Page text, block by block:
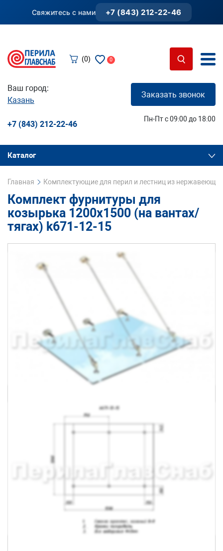
Свяжитесь с нами +7 (843) 212-22-46
(0) 0
Ваш город:
Казань
Заказать звонок
+7 (843) 212-22-46
Пн-Пт с 09:00 до 18:00
Каталог
Главная Комплектующие для перил и лестниц из
Комплект фурнитуры для
козырька 1200х1500 (на вантах/
тягах) k671-12-15